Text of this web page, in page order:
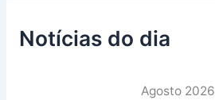
Notícias do dia
Agosto 2026